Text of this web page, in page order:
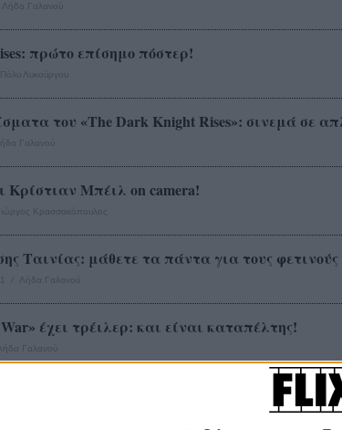
Λήδα Γαλανού
πρώτο επίσημο πόστερ!
Πόλυ Λυκούργου
του «The Dark Knight Rises»: σινεμά σε
Γαλανού
Κρίστιαν Μπέιλ on camera!
Κρασσακόπουλος
Ταινίας: μάθετε τα πάντα για τους φετινούς
Λήδα Γαλανού
έχει τρέιλερ: και είναι καταπέλτης!
Λήδα Γαλανού
Λέβιτ με τη στολή του (αστυνομικού) στο «Dark